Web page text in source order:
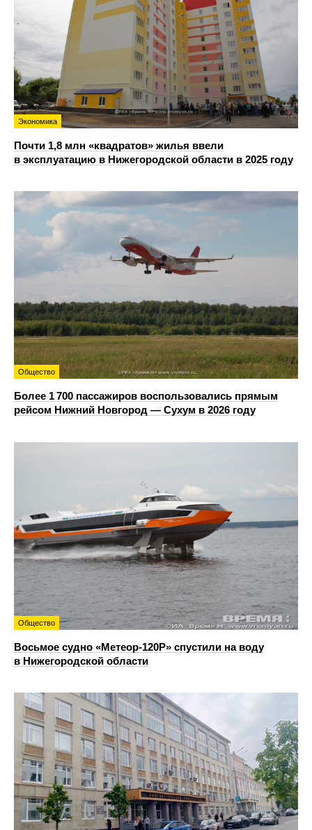
Экономика
Почти 1,8 млн «квадратов» жилья ввели
в эксплуатацию в Нижегородской области в 2025 году
Общество
Более 1 700 пассажиров воспользовались прямым
рейсом Нижний Новгород — Сухум в 2026 году
Общество
Восьмое судно «Метеор-120Р» спустили на воду
в Нижегородской области